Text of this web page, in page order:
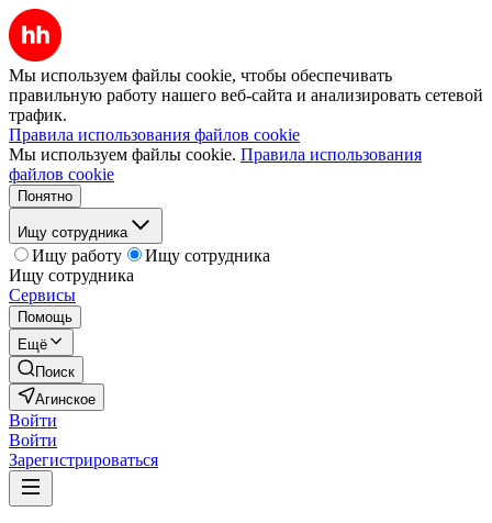
Мы используем файлы cookie, чтобы обеспечивать
правильную работу нашего веб-сайта и анализировать сетевой
трафик.
Правила использования файлов cookie
Мы используем файлы cookie. Правила использования
файлов cookie
Понятно
Ищу сотрудника
Ищу работу
Ищу сотрудника
Ищу сотрудника
Сервисы
Помощь
Ещё
Поиск
Агинское
Войти
Войти
Зарегистрироваться